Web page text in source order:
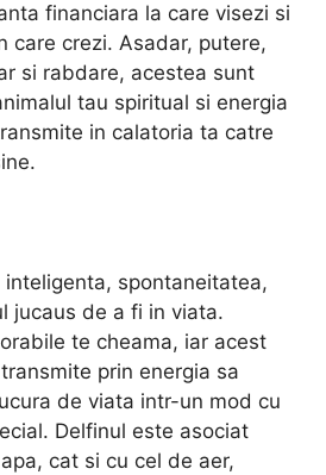
financiara la care visezi si
care crezi. Asadar, putere,
si rabdare, acestea sunt
tau spiritual si energia
in calatoria ta catre
spontaneitatea,
jucaus de a fi in viata.
te cheama, iar acest
prin energia sa
de viata intr-un mod cu
Delfinul este asociat
cat si cu cel de aer,